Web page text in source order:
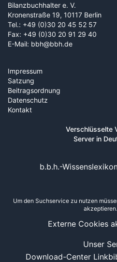
Bilanzbuchhalter e. V.
Kronenstraße 19, 10117 Berlin
Tel.: +49 (0)30 20 45 52 57
Fax: +49 (0)30 20 91 29 40
E-Mail: bbh@bbh.de
Impressum
Satzung
Beitragsordnung
Datenschutz
Kontakt
Verschlüsselte
Server in
Unser
Download-Center
b.b.h.-
Um den Suchservice zu nutzen
akzeptieren.
Externe Cookies